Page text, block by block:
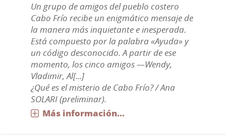
Un grupo de amigos del pueblo costero
Cabo Frío recibe un enigmático mensaje de
la manera más inquietante e inesperada.
Está compuesto por la palabra «Ayuda» y
un código desconocido. A partir de ese
momento, los cinco amigos —Wendy,
Vladimir, Al[...]
¿Qué es el misterio de Cabo Frío? / Ana
SOLARI (preliminar).
Más información...